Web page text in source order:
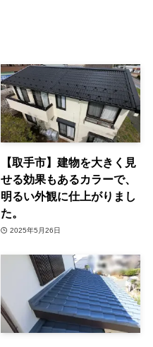
【取手市】建物を大きく見
せる効果もあるカラーで、
明るい外観に仕上がりまし
た。
2025年5月26日